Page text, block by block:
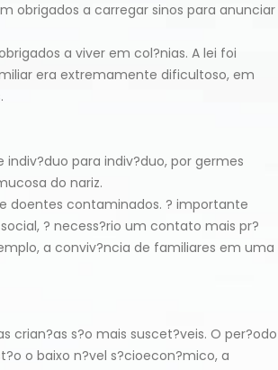
obrigados a carregar sinos para anunciar
a viver em col?nias. A lei foi
era extremamente dificultoso, em
indiv?duo para indiv?duo, por germes
do nariz.
doentes contaminados. ? importante
? necess?rio um contato mais pr?
a conviv?ncia de familiares em uma
crian?as s?o mais suscet?veis. O per?odo
o baixo n?vel s?cioecon?mico, a